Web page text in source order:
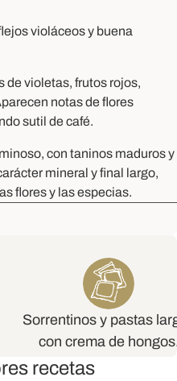
violáceos y buena
de violetas, frutos rojos,
notas de flores
sutil de café.
con taninos maduros y
mineral y final largo,
flores y las especias.
Sorrentinos y pastas
con crema de
recetas